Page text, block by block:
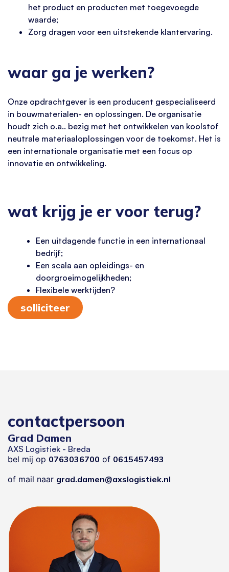
het product en producten met toegevoegde
waarde;
Zorg dragen voor een uitstekende klantervaring.
waar ga je werken?
Onze opdrachtgever is een producent gespecialiseerd
in bouwmaterialen- en oplossingen. De organisatie
houdt zich o.a.. bezig met het ontwikkelen van koolstof
neutrale materiaaloplossingen voor de toekomst. Het is
een internationale organisatie met een focus op
innovatie en ontwikkeling.
wat krijg je er voor terug?
Een uitdagende functie in een internationaal
bedrijf;
Een scala aan opleidings- en
doorgroeimogelijkheden;
Flexibele werktijden?
solliciteer
contactpersoon
Grad Damen
AXS Logistiek - Breda
bel mij op 0763036700 of 0615457493
of mail naar grad.damen@axslogistiek.nl